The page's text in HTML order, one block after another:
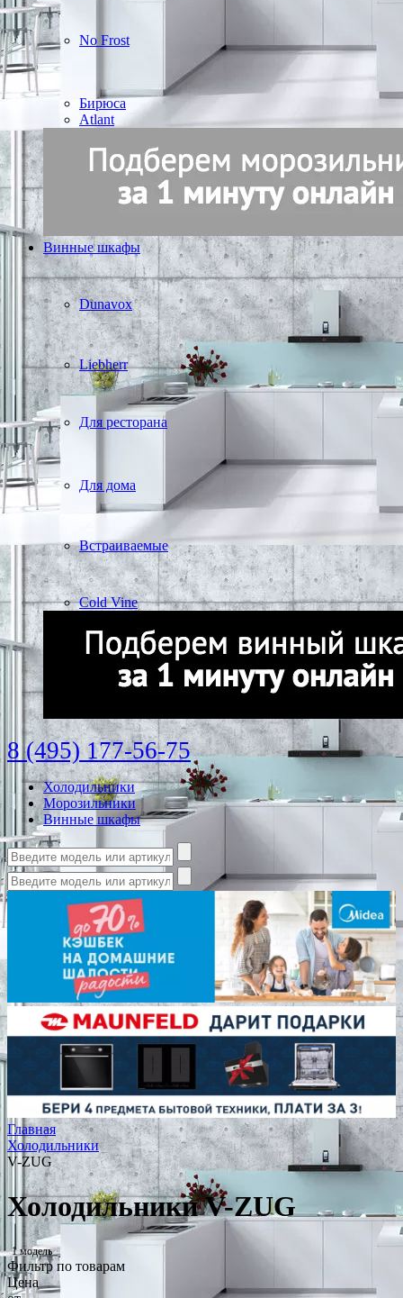
No Frost
Бирюса
Atlant
Винные шкафы
Dunavox
Liebherr
Для ресторана
Для дома
Встраиваемые
Cold Vine
8 (495) 177-56-75
Холодильники
Морозильники
Винные шкафы
Главная
Холодильники
V-ZUG
Холодильники V-ZUG
1 модель
Фильтр по товарам
Цена